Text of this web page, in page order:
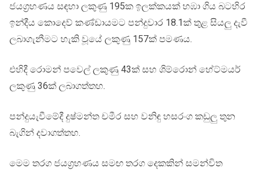
ජයග්‍රහණය සඳහා ලකුණු 195ක ඉලක්කයක් හඹා ගිය බටහිර
ඉන්දීය කොදෙව් කණ්ඩායමට පන්දුවාර 18.1ක් තුළ සියලු දැවී
ලබාගැනීමට හැකි වූයේ ලකුණු 157ක් පමණය.
එහිදී රොමන් පවෙල් ලකුණු 43ක් සහ ශිම්රොන් හේට්මයර්
ලකුණු 36ක් ලබාගත්තහ.
පන්දුයැවීමේදී දුෂ්මන්ත චමීර සහ වනිඳු හසරංග කඩුලු තුන
බැගින් දවාගත්තහ.
මෙම තරග ජයග්‍රහණය සමඟ තරග දෙකකින් සමන්විත